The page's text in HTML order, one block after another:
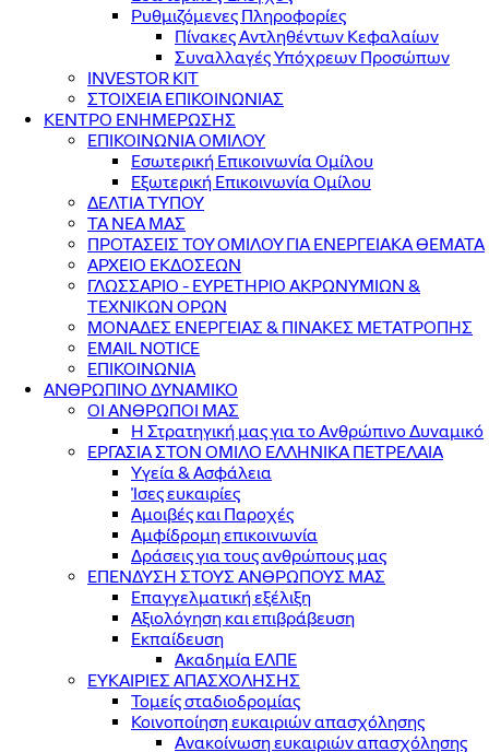
Ρυθμιζόμενες Πληροφορίες
Πίνακες Αντληθέντων Κεφαλαίων
Συναλλαγές Υπόχρεων Προσώπων
INVESTOR KIT
ΣΤΟΙΧΕΙΑ ΕΠΙΚΟΙΝΩΝΙΑΣ
ΚΕΝΤΡΟ ΕΝΗΜΕΡΩΣΗΣ
ΕΠΙΚΟΙΝΩΝΙΑ ΟΜΙΛΟΥ
Εσωτερική Επικοινωνία Ομίλου
Εξωτερική Επικοινωνία Ομίλου
ΔΕΛΤΙΑ ΤΥΠΟΥ
ΤΑ ΝΕΑ ΜΑΣ
ΠΡΟΤΑΣΕΙΣ ΤΟΥ ΟΜΙΛΟΥ ΓΙΑ ΕΝΕΡΓΕΙΑΚΑ ΘΕΜΑΤΑ
ΑΡΧΕΙΟ ΕΚΔΟΣΕΩΝ
ΓΛΩΣΣΑΡΙΟ - ΕΥΡΕΤΗΡΙΟ ΑΚΡΩΝΥΜΙΩΝ &
ΤΕΧΝΙΚΩΝ ΟΡΩΝ
ΜΟΝΑΔΕΣ ΕΝΕΡΓΕΙΑΣ & ΠΙΝΑΚΕΣ ΜΕΤΑΤΡΟΠΗΣ
EMAIL NOTICE
ΕΠΙΚΟΙΝΩΝΙΑ
ΑΝΘΡΩΠΙΝΟ ΔΥΝΑΜΙΚΟ
ΟΙ ΑΝΘΡΩΠΟΙ ΜΑΣ
Η Στρατηγική μας για το Ανθρώπινο Δυναμικό
ΕΡΓΑΣΙΑ ΣΤΟΝ ΟΜΙΛΟ ΕΛΛΗΝΙΚΑ ΠΕΤΡΕΛΑΙΑ
Υγεία & Ασφάλεια
Ίσες ευκαιρίες
Αμοιβές και Παροχές
Αμφίδρομη επικοινωνία
Δράσεις για τους ανθρώπους μας
ΕΠΕΝΔΥΣΗ ΣΤΟΥΣ ΑΝΘΡΩΠΟΥΣ ΜΑΣ
Επαγγελματική εξέλιξη
Αξιολόγηση και επιβράβευση
Εκπαίδευση
Ακαδημία ΕΛΠΕ
ΕΥΚΑΙΡΙΕΣ ΑΠΑΣΧΟΛΗΣΗΣ
Τομείς σταδιοδρομίας
Κοινοποίηση ευκαιριών απασχόλησης
Ανακοίνωση ευκαιριών απασχόλησης